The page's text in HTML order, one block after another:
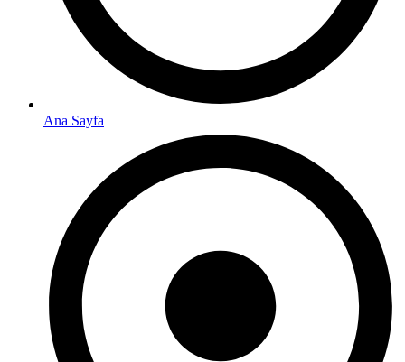
Ana Sayfa